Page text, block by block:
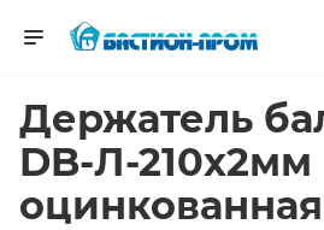
Держатель
DB-Л-210х2мм